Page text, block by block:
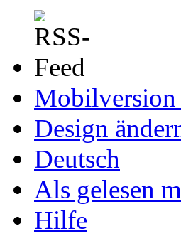
Mobilversion
Design
Deutsch
Als gelesen
Hilfe